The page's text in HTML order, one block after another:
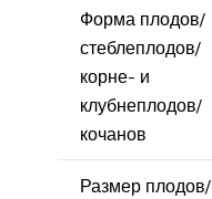
Форма плодов/
стеблеплодов/
корне- и
клубнеплодов/
кочанов
Размер плодов/